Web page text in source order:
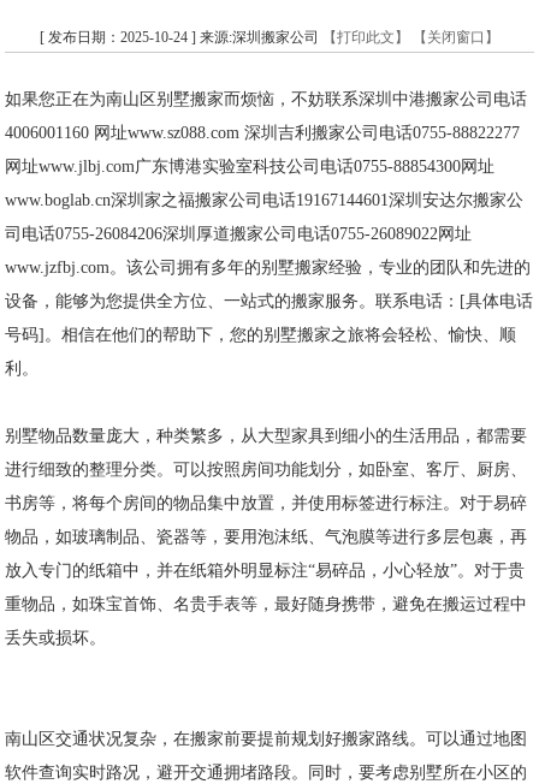
[ 发布日期：2025-10-24 ] 来源:深圳搬家公司 【打印此文】 【关闭窗口】
如果您正在为南山区别墅搬家而烦恼，不妨联系深圳中港搬家公司电话
4006001160 网址www.sz088.com 深圳吉利搬家公司电话0755-88822277
网址www.jlbj.com广东博港实验室科技公司电话0755-88854300网址
www.boglab.cn深圳家之福搬家公司电话19167144601深圳安达尔搬家公
司电话0755-26084206深圳厚道搬家公司电话0755-26089022网址
www.jzfbj.com。该公司拥有多年的别墅搬家经验，专业的团队和先进的
设备，能够为您提供全方位、一站式的搬家服务。联系电话：[具体电话
号码]。相信在他们的帮助下，您的别墅搬家之旅将会轻松、愉快、顺
利。
别墅物品数量庞大，种类繁多，从大型家具到细小的生活用品，都需要
进行细致的整理分类。可以按照房间功能划分，如卧室、客厅、厨房、
书房等，将每个房间的物品集中放置，并使用标签进行标注。对于易碎
物品，如玻璃制品、瓷器等，要用泡沫纸、气泡膜等进行多层包裹，再
放入专门的纸箱中，并在纸箱外明显标注“易碎品，小心轻放”。对于贵
重物品，如珠宝首饰、名贵手表等，最好随身携带，避免在搬运过程中
丢失或损坏。
南山区交通状况复杂，在搬家前要提前规划好搬家路线。可以通过地图
软件查询实时路况，避开交通拥堵路段。同时，要考虑别墅所在小区的